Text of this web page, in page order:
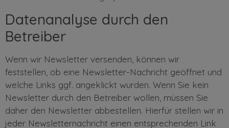
Datenanalyse durch den
Betreiber
Wenn wir Newsletter versenden, können wir
feststellen, ob eine Newsletter-Nachricht geöffnet und
welche Links ggf. angeklickt wurden. Wenn Sie kein
Newsletter durch den Betreiber wollen, müssen Sie
daher den Newsletter abbestellen. Hierfür stellen wir in
jeder Newsletternachricht einen entsprechenden Link